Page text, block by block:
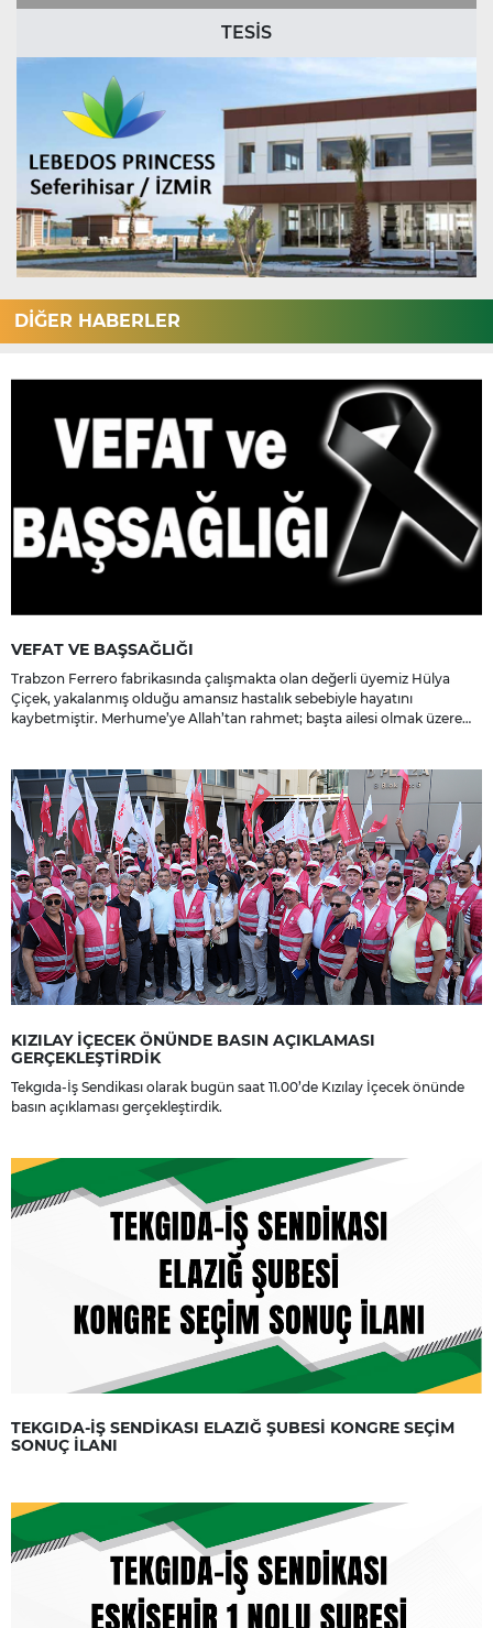
TESİS
DİĞER HABERLER
VEFAT VE BAŞSAĞLIĞI
Trabzon Ferrero fabrikasında çalışmakta olan değerli üyemiz Hülya
Çiçek, yakalanmış olduğu amansız hastalık sebebiyle hayatını
kaybetmiştir. Merhume’ye Allah’tan rahmet; başta ailesi olmak üzere
KIZILAY İÇECEK ÖNÜNDE BASIN AÇIKLAMASI
GERÇEKLEŞTİRDİK
Tekgıda-İş Sendikası olarak bugün saat 11.00’de Kızılay İçecek önünde
basın açıklaması gerçekleştirdik.
TEKGIDA-İŞ SENDİKASI ELAZIĞ ŞUBESİ KONGRE SEÇİM
SONUÇ İLANI